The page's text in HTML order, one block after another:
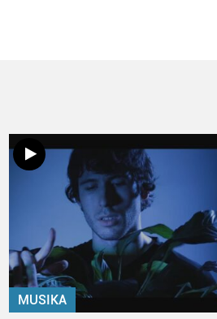
MUSIKA